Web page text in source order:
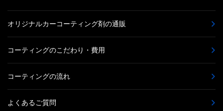
オリジナルカーコーティング剤の通販
コーティングのこだわり・費用
コーティングの流れ
よくあるご質問